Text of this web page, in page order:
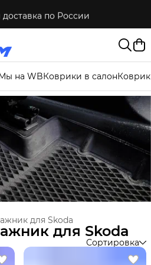
доставка по России
на WBКоврики в салон
для Skoda
для Skoda
Сортировка